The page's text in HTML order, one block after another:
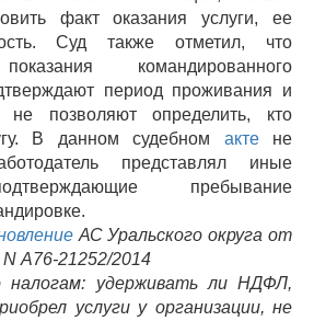
факт оказания услуги, ее
Суд также отметил, что
командированного
период проживания и
позволяют определить, кто
В данном судебном актене
представлял иные
пребывание
АС Уральского округа от
А76-21252/2014
налогам: удерживать ли НДФЛ,
услуги у организации, не